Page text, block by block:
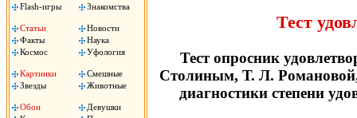
Flash-игры
Знакомства
Статьи
Новости
Факты
Наука
Космос
Уфология
Картинки
Смешные
Звезды
Животные
Обои
Девушки
Тест
Тест опросник
Столиным, Т. Л. Романовой,
диагностики степени